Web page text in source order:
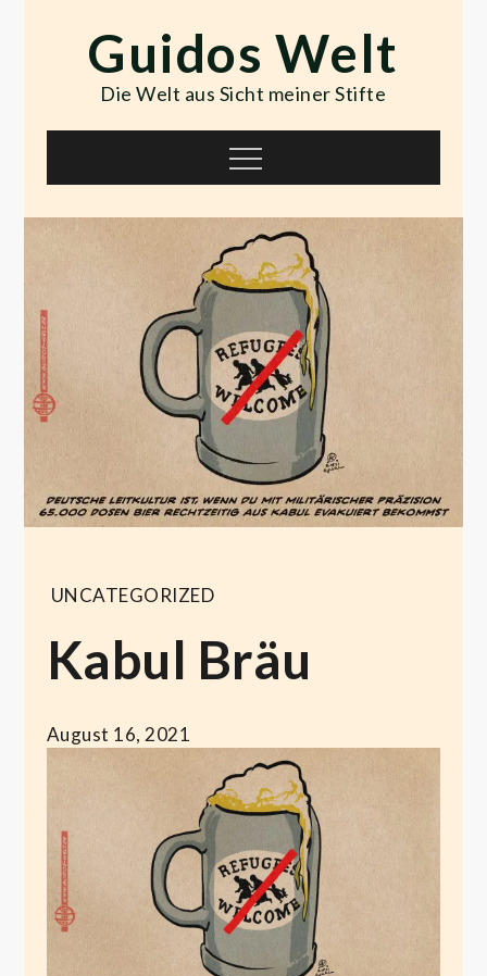
contentGuidos Welt
Die Welt aus Sicht meiner Stifte
Menu
UNCATEGORIZED
Kabul Bräu
August 16, 2021